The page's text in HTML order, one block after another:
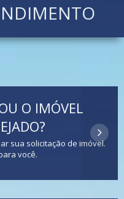
O IMÓVEL
sua solicitação de imóvel.
você.